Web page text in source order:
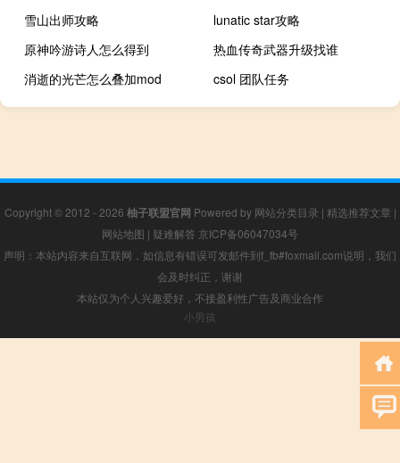
雪山出师攻略
lunatic star攻略
原神吟游诗人怎么得到
热血传奇武器升级找谁
消逝的光芒怎么叠加mod
csol 团队任务
Copyright © 2012 - 2026 柚子联盟官网 Powered by 网站分类目录 | 精选推荐文章 |
网站地图 | 疑难解答 京ICP备06047034号
声明：本站内容来自互联网，如信息有错误可发邮件到f_fb#foxmail.com说明，我们
会及时纠正，谢谢
本站仅为个人兴趣爱好，不接盈利性广告及商业合作
小男孩